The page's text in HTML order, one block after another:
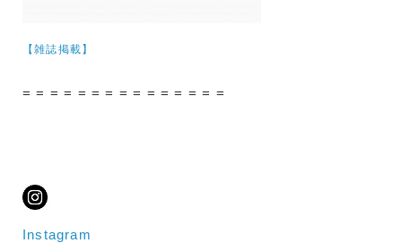
【雑誌掲載】
= = = = = = = = = = = = = = =
Instagram